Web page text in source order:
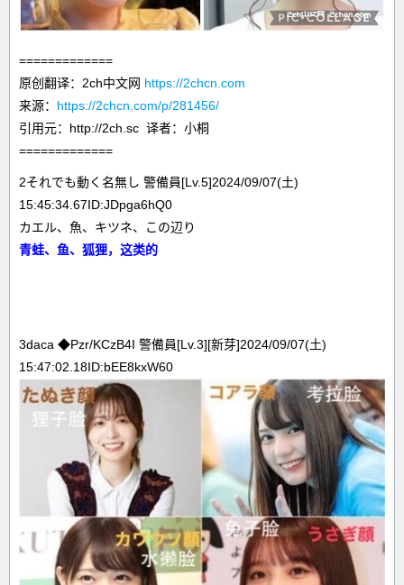
=============
原创翻译：2ch中文网 https://2chcn.com
来源： https://2chcn.com/p/281456/
引用元：http://2ch.sc 译者：小桐
=============
2それでも動く名無し 警備員[Lv.5]2024/09/07(土)
15:45:34.67ID:JDpga6hQ0
カエル、魚、キツネ、この辺り
青蛙、鱼、狐狸，这类的
3daca ◆Pzr/KCzB4I 警備員[Lv.3][新芽]2024/09/07(土)
15:47:02.18ID:bEE8kxW60